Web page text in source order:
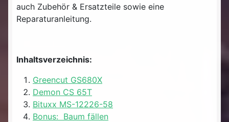
auch Zubehör & Ersatzteile sowie eine
Reparaturanleitung.
Inhaltsverzeichnis:
Greencut GS680X
Demon CS 65T
Bituxx MS-12226-58
Bonus: Baum fällen